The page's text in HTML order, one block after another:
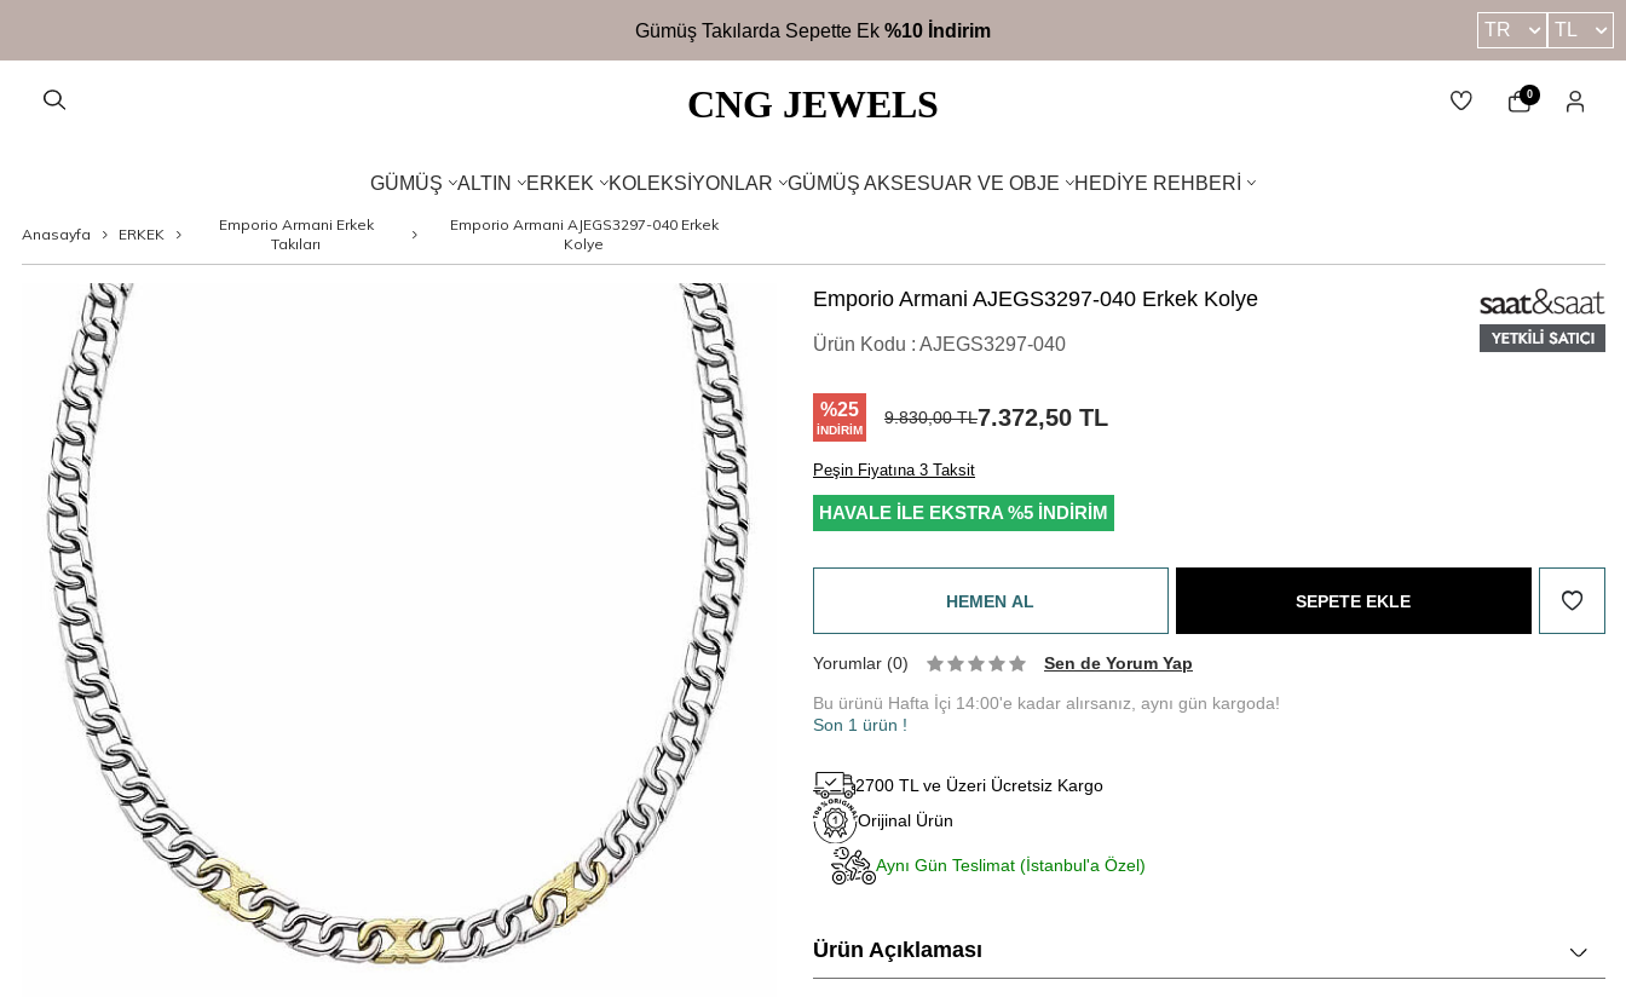
2700TLÜzeri Ücretsiz Kargo TR TL
CNG JEWELS 0
GÜMÜŞ ALTIN ERKEK KOLEKSIYONLAR GÜMÜŞ AKSESUAR VE OBJE HEDIYE REHBERI
Anasayfa ERKEK
Emporio Armani Erkek
Takıları
Emporio Armani AJEGS3297-040 Erkek
Kolye
Emporio Armani AJEGS3297-040 Erkek Kolye
Ürün Kodu : AJEGS3297-040
%25
İNDIRIM
9.830,00TL7.372,50 TL
Peşin Fiyatına 3 Taksit
HAVALE İLE EKSTRA %5 İNDİRİM
HEMEN AL SEPETE EKLE
Yorumlar (0) Sen de Yorum Yap
Bu ürünü Hafta İçi 14:00'e kadar alırsanız, aynı gün kargoda!
Son 1 ürün !
2700 TL ve Üzeri Ücretsiz Kargo
Orijinal Ürün
Aynı Gün Teslimat (İstanbul'a Özel)
Ürün Açıklaması